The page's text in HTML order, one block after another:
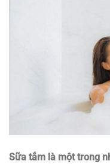
Sữa tắm là một trong